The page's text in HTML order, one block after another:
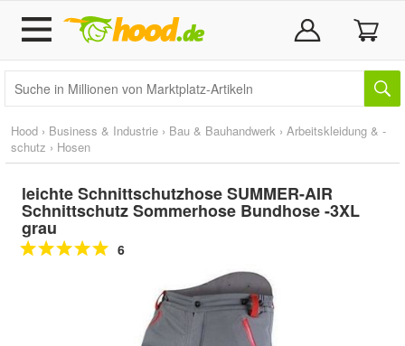
Hood › Business & Industrie › Bau & Bauhandwerk › Arbeitskleidung & -
schutz › Hosen
leichte Schnittschutzhose SUMMER-AIR
Schnittschutz Sommerhose Bundhose -3XL
grau
6